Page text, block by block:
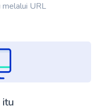
URL
itu